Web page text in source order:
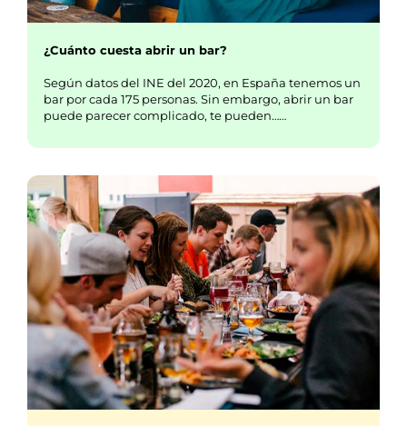
¿Cuánto cuesta abrir un bar?
Según datos del INE del 2020, en España tenemos un
bar por cada 175 personas. Sin embargo, abrir un bar
puede parecer complicado, te pueden……